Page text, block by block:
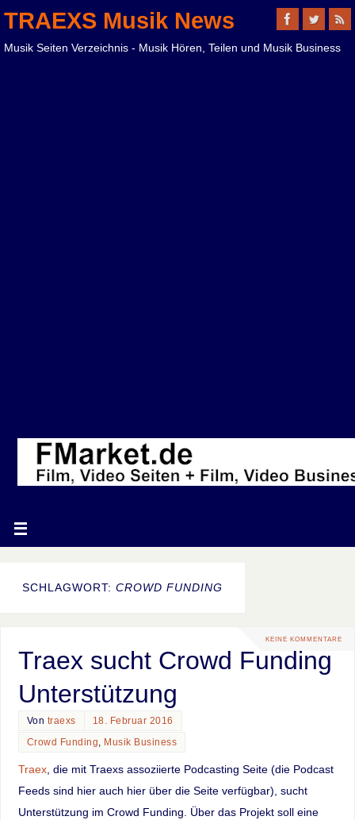
TRAEXS Musik News
Musik Seiten Verzeichnis - Musik Hören, Teilen und Musik Business
SCHLAGWORT: CROWD FUNDING
KEINE KOMMENTARE
Traex sucht Crowd Funding
Unterstützung
Von traexs
18. Februar 2016
Crowd Funding, Musik Business
Traex, die mit Traexs assoziierte Podcasting Seite (die Podcast
Feeds sind hier auch hier über die Seite verfügbar), sucht
Unterstützung im Crowd Funding. Über das Projekt soll eine